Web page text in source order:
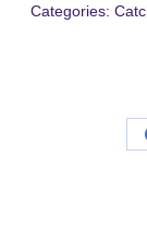
Categories: